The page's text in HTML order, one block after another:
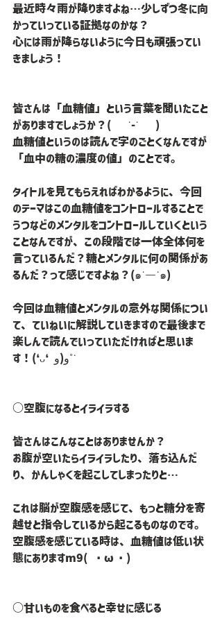
最近時々雨が降りますよね…少しずつ冬に向
かっていっている証拠なのかな？
心には雨が降らないように今日も頑張ってい
きましょう！
皆さんは「血糖値」という言葉を聞いたこと
がありますでしょうか？( 　˙-˙　 )
血糖値というのは読んで字のごとくなんですが
「血中の糖の濃度の値」のことです。
タイトルを見てもらえればわかるように、今回
のテーマはこの血糖値をコントロールすることで
うつなどのメンタルをコントロールしていくという
ことなんですが、この段階では一体全体何を
言っているんだ？糖とメンタルに何の関係があ
るんだ？って感じですよね？(๑˙―˙๑)
今回は血糖値とメンタルの意外な関係につい
て、ていねいに解説していきますので最後まで
楽しんで読んでいっていただければと思いま
す！(❛ᴗ❛ و(و˚˙
○空腹になるとイライラする
皆さんはこんなことはありませんか？
お腹が空いたらイライラしたり、落ち込んだ
り、かんしゃくを起こしてしまったりと…
これは脳が空腹感を感じて、もっと糖分を寄
越せと指令しているから起こるものなのです。
空腹感を感じている時は、血糖値は低い状
態にありますm9( ・ω・)
○甘いものを食べると幸せに感じる